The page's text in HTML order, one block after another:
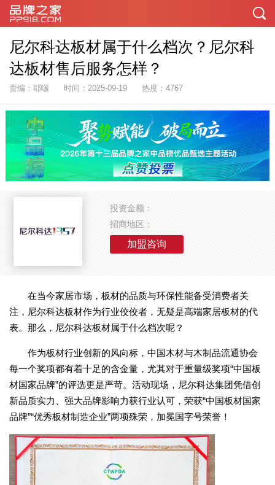
尼尔科达板材属于什么档次？尼尔科
达板材售后服务怎样？
责编：耶啵 时间：2025-09-19 热度：4767
投资金额：
招商地区：
加盟咨询
在当今家居市场，板材的品质与环保性能备受消费者关
注，尼尔科达板材作为行业佼佼者，无疑是高端家居板材的代
表。那么，尼尔科达板材属于什么档次呢？
作为板材行业创新的风向标，中国木材与木制品流通协会
每一个奖项都有着十足的含金量，尤其对于重量级奖项“中国板
材国家品牌”的评选更是严苛。活动现场，尼尔科达集团凭借创
新品质实力、强大品牌影响力获行业认可，荣获“中国板材国家
品牌”“优秀板材制造企业”两项殊荣，加冕国字号荣誉！